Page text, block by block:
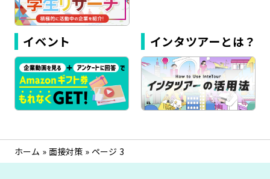
イベント インタツアーとは？
ホーム » 面接対策 » ページ 3